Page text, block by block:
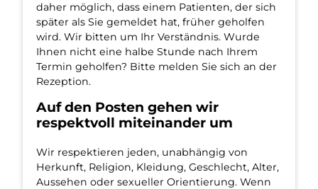
daher möglich, dass einem Patienten, der sich
später als Sie gemeldet hat, früher geholfen
wird. Wir bitten um Ihr Verständnis. Wurde
Ihnen nicht eine halbe Stunde nach Ihrem
Termin geholfen? Bitte melden Sie sich an der
Rezeption.
Auf den Posten gehen wir
respektvoll miteinander um
Wir respektieren jeden, unabhängig von
Herkunft, Religion, Kleidung, Geschlecht, Alter,
Aussehen oder sexueller Orientierung. Wenn